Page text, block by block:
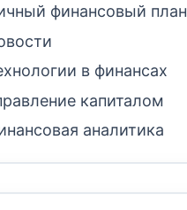
финансовый план
в финансах
капиталом
аналитика